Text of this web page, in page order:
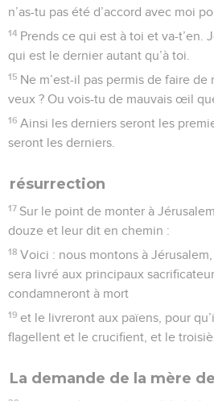
n’as-tu pas été d’accord avec moi
14 Prends ce qui est à toi et va-t’en.
qui est le dernier autant qu’à toi.
15 Ne m’est-il pas permis de faire
veux ? Ou vois-tu de mauvais œil
16 Ainsi les derniers seront les
seront les derniers.
résurrection
17 Sur le point de monter à
douze et leur dit en chemin :
18 Voici : nous montons à
sera livré aux principaux
condamneront à mort
19 et le livreront aux païens, pour
flagellent et le crucifient, et le
La demande de la mère